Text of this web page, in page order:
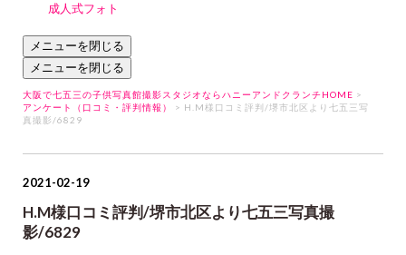
成人式フォト
メニューを閉じる
メニューを閉じる
大阪で七五三の子供写真館撮影スタジオならハニーアンドクランチHOME >
アンケート（口コミ・評判情報）
> H.M様口コミ評判/堺市北区より七五三写
真撮影/6829
2021-02-19
H.M様口コミ評判/堺市北区より七五三写真撮
影/6829